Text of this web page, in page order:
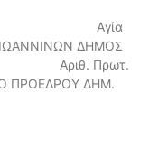
Αγία
ΔΗΜΟΣ
Πρωτ.
ΠΡΟΕΔΡΟΥ ΔΗΜ.